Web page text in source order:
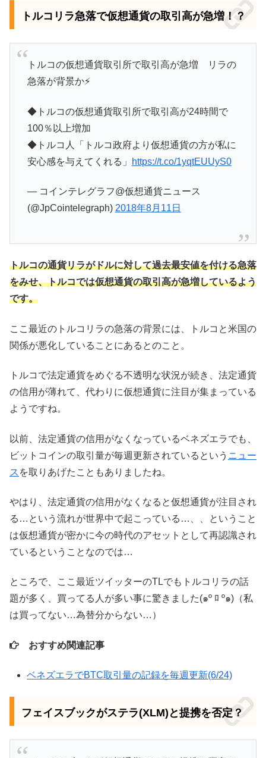
トルコリラ急落で仮想通貨の取引高が急増！？
トルコの仮想通貨取引所で取引高が急増 リラの
急落が背景か⚡️
◆トルコの仮想通貨取引所で取引高が24時間で
100％以上増加
◆トルコ人「トルコ政府より仮想通貨の方が私に
安心感を与えてくれる」
https://t.co/1yqtEUUyS0
— コインテレグラフ@仮想通貨ニュース
(@JpCointelegraph) 2018年8月11日
トルコの通貨リラがドルに対して過去最安値を付ける急落
をみせ、トルコでは仮想通貨の取引高が急増しているよう
です。
ここ最近のトルコリラの急落の背景には、トルコと米国の
関係が悪化していることにあるとのこと。
トルコで法定通貨をめぐる不透明な状況が続き、法定通貨
の信用が薄れて、代わりに仮想通貨に注目が集まっている
ようですね。
以前、法定通貨の信用がなくなっているベネズエラでも、
ビットコインの取引量が毎週更新されているという ニュー
ス を取りあげたこともありましたね。
やはり、法定通貨の信用がなくなると仮想通貨が注目され
る…という流れが世界中で起こっている…、、ということ
は仮想通貨が密かに今の時代のアセットとして再認識され
ているということなのでは…
ところで、ここ最近ツイッターのTLでもトルコリラの話
題が多く、買ってる人が多い事に驚きました(๑º ﾛ º๑)（私
は買ってない…為替分からない…）
おすすめ関連記事
ベネズエラでBTC取引量の記録を毎週更新(6/24)
フェイスブックがステラ(XLM)と提携を否定？